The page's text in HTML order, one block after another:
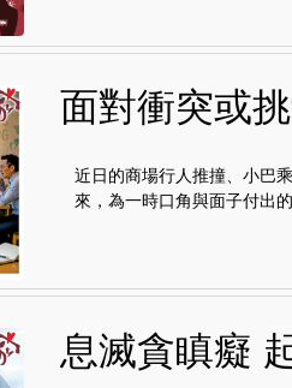
面對衝突或
近日的商場行人推撞、小巴
來，為一時口角與面子付出
息滅貪瞋癡